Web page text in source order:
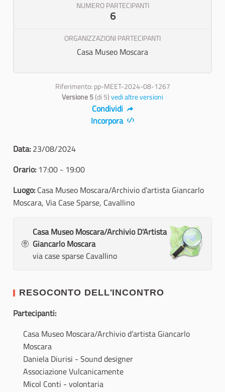
NUMERO PARTECIPANTI
6
ORGANIZZAZIONI PARTECIPANTI
Casa Museo Moscara
Riferimento: pp-MEET-2024-08-1267
Versione 5(di 5)vedi altre versioni
Condividi
Incorpora
Data: 23/08/2024
Orario: 17:00 - 19:00
Luogo: Casa Museo Moscara/Archivio d’artista Giancarlo
Moscara, Via Case Sparse, Cavallino
Casa Museo Moscara/Archivio D'Artista
Giancarlo Moscara
via case sparse Cavallino
RESOCONTO DELL'INCONTRO
Partecipanti:
Casa Museo Moscara/Archivio d’artista Giancarlo
Moscara
Daniela Diurisi - Sound designer
Associazione Vulcanicamente
Micol Conti - volontaria